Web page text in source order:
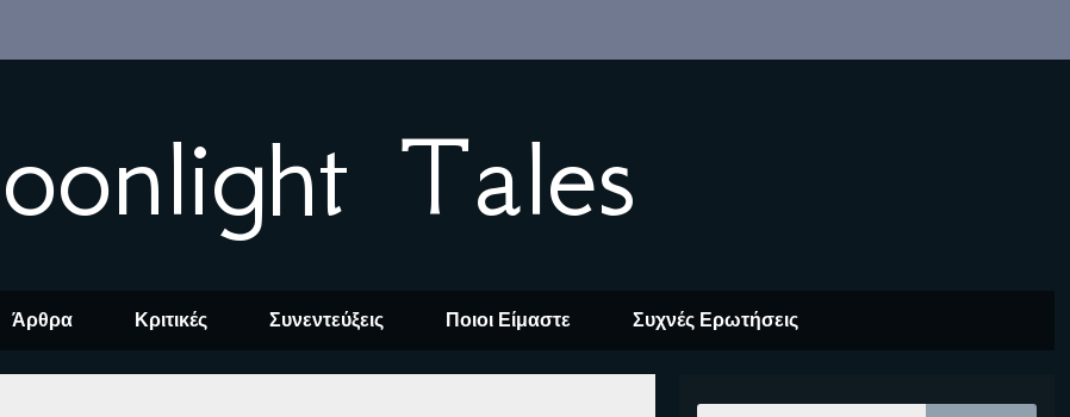
Tales
Άρθρα Κριτικές Συνεντεύξεις Ποιοι Είμαστε Συχνές Ερωτήσεις